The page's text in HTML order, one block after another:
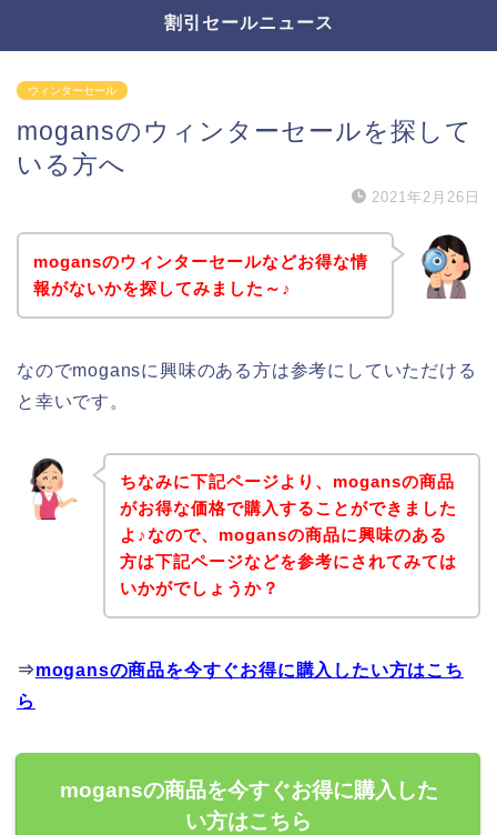
割引セールニュース
ウィンターセール
mogansのウィンターセールを探して
いる方へ
2021年2月26日
mogansのウィンターセールなどお得な情
報がないかを探してみました～♪
なのでmogansに興味のある方は参考にしていただける
と幸いです。
ちなみに下記ページより、mogansの商品
がお得な価格で購入することができました
よ♪なので、mogansの商品に興味のある
方は下記ページなどを参考にされてみては
いかがでしょうか？
⇒mogansの商品を今すぐお得に購入したい方はこち
ら
mogansの商品を今すぐお得に購入した
い方はこちら